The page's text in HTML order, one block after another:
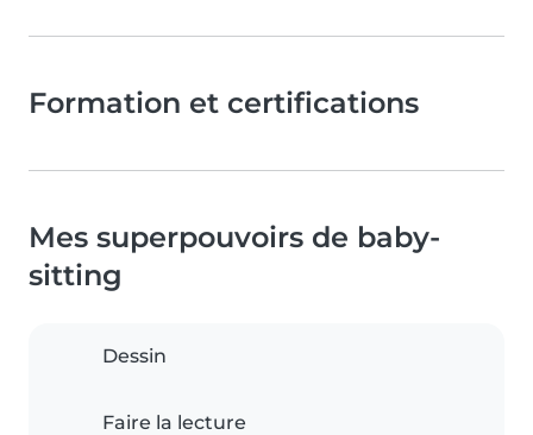
Formation et certifications
Mes superpouvoirs de baby-
sitting
Dessin
Faire la lecture